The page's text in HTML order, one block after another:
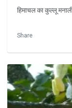
हिमाचल का कुल्लू
Share